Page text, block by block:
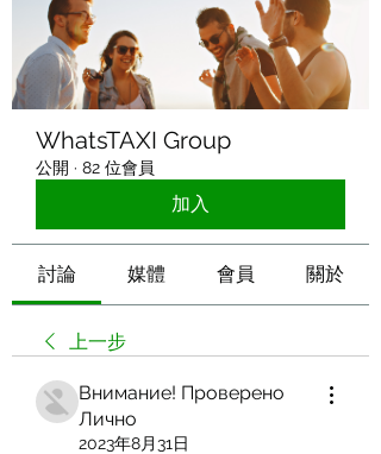
WhatsTAXI Group
公開 · 82 位會員
加入
討論 媒體 會員 關於
上一步
Внимание! Проверено
Лично
2023年8月31日